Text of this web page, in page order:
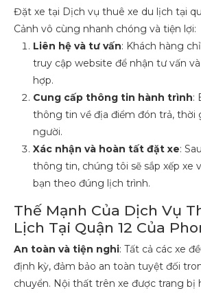
Đặt xe tại Dịch vụ thuê xe du lịch tại
Cảnh vô cùng nhanh chóng và tiện lợi:
Liên hệ và tư vấn: Khách hàng
truy cập website để nhận tư vấn
hợp.
Cung cấp thông tin hành trình:
thông tin về địa điểm đón trả, thời
người.
Xác nhận và hoàn tất đặt xe:
thông tin, chúng tôi sẽ sắp xếp xe
bạn theo đúng lịch trình.
Thế Mạnh Của Dịch Vụ
Lịch Tại Quận 12 Của
An toàn và tiện nghi: Tất cả các xe
định kỳ, đảm bảo an toàn tuyệt đối
chuyển. Nội thất trên xe được trang bị